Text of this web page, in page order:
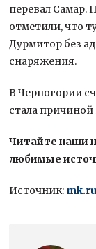
перевал Самар.
отметили, что
Дурмитор без
снаряжения.
В Черногории
стала
Читайте наши
любимые
Источник: mk.ru